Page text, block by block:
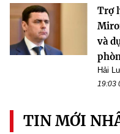
Trợ
và
Hải
19:03
TIN MỚI